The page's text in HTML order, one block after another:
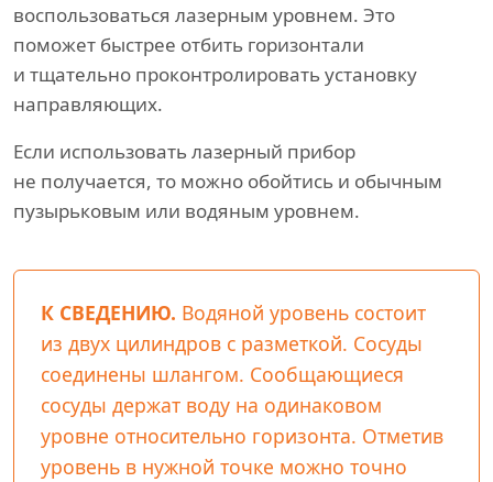
воспользоваться лазерным уровнем. Это
поможет быстрее отбить горизонтали
и тщательно проконтролировать установку
направляющих.
Если использовать лазерный прибор
не получается, то можно обойтись и обычным
пузырьковым или водяным уровнем.
К СВЕДЕНИЮ. Водяной уровень состоит
из двух цилиндров с разметкой. Сосуды
соединены шлангом. Сообщающиеся
сосуды держат воду на одинаковом
уровне относительно горизонта. Отметив
уровень в нужной точке можно точно